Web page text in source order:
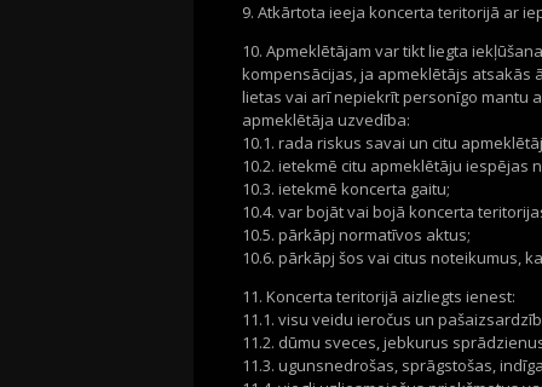
9. Atkārtota ieeja koncerta teritorijā ar
10. Apmeklētājam var tikt liegta
kompensācijas, ja apmeklētājs atsakās
lietas vai arī nepiekrīt personīgo mantu
apmeklētāja uzvedība:
10.1. rada riskus savai un citu
10.2. ietekmē citu apmeklētāju iespējas
10.3. ietekmē koncerta gaitu;
10.4. var bojāt vai bojā koncerta
10.5. pārkāpj normatīvos aktus;
10.6. pārkāpj šos vai citus noteikumus,
11. Koncerta teritorijā aizliegts ienest:
11.1. visu veidu ieročus un
11.2. dūmu sveces, jebkurus
11.3. ugunsnedrošas, sprāgstošas,